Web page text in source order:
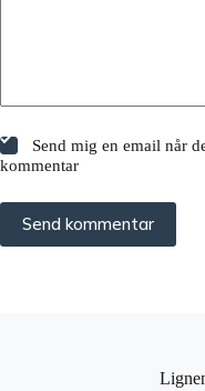
Send mig en email når
kommentar
Send kommentar